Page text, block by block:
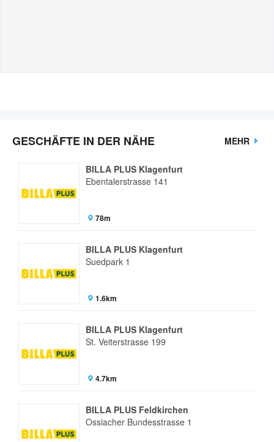
GESCHÄFTE IN DER NÄHE MEHR
BILLA PLUS Klagenfurt
Ebentalerstrasse 141
78m
BILLA PLUS Klagenfurt
Suedpark 1
1.6km
BILLA PLUS Klagenfurt
St. Veiterstrasse 199
4.7km
BILLA PLUS Feldkirchen
Ossiacher Bundesstrasse 1